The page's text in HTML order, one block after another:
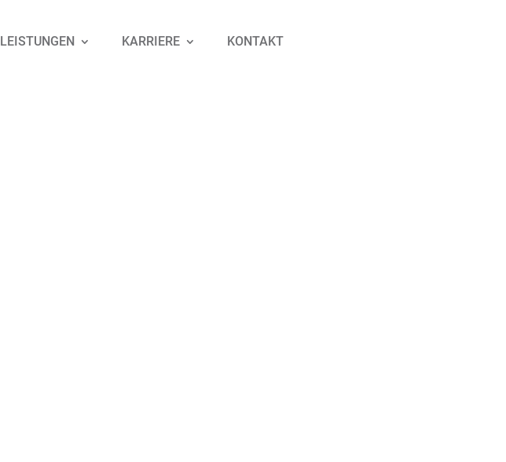
LEISTUNGEN KARRIERE KONTAKT